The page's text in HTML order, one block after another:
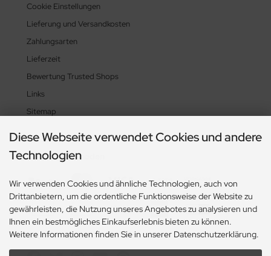
Cookie Einstellungen
Lieferung und Versandkosten
Zahlungsarten
Lieferzeit
Bewertung Trusted Shops
Links
Sitemap
Zahlungsmethoden
Social Media
Diese Webseite verwendet Cookies und andere
Technologien
Wir verwenden Cookies und ähnliche Technologien, auch von
Drittanbietern, um die ordentliche Funktionsweise der Website zu
gewährleisten, die Nutzung unseres Angebotes zu analysieren und
Ihnen ein bestmögliches Einkaufserlebnis bieten zu können.
Weitere Informationen finden Sie in unserer Datenschutzerklärung.